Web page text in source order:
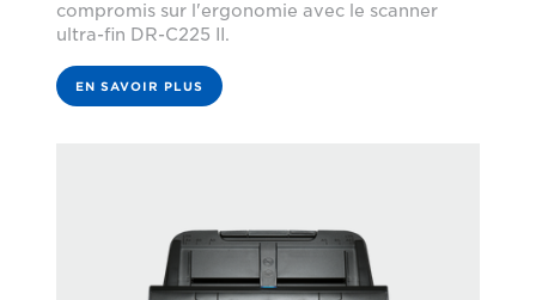
compromis sur l'ergonomie avec le scanner
ultra-fin DR-C225 II.
EN SAVOIR PLUS